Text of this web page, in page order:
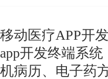
移动医疗APP开
app开发终端系
机病历、电子药